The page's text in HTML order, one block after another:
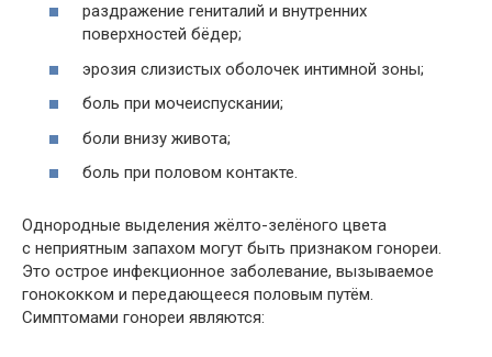
раздражение гениталий и внутренних
поверхностей бёдер;
эрозия слизистых оболочек интимной зоны;
боль при мочеиспускании;
боли внизу живота;
боль при половом контакте.
Однородные выделения жёлто-зелёного цвета
с неприятным запахом могут быть признаком гонореи.
Это острое инфекционное заболевание, вызываемое
гонококком и передающееся половым путём.
Симптомами гонореи являются: